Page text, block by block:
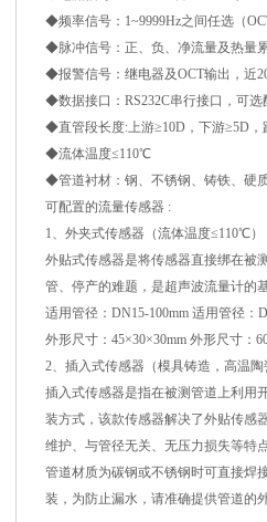
◆频率信号：1~9999Hz之间任选（
◆脉冲信号：正、负、净流量及热量
◆报警信号：继电器及OCT输出，近
◆数据接口：RS232C串行接口，可选
◆直管段长度:上游≥10D，下游≥5D，
◆流体温度≤110℃
◆管道衬材：钢、不锈钢、铸铁、硬
可配置的流量传感器 :
1、外夹式传感器（流体温度≤110℃）
外贴式传感器是将传感器直接绑在被
管、停产的难题，是超声波流量计的
适用管径：DN15-100mm 适用管径：
外形尺寸：45×30×30mm 外形尺寸：
2、插入式传感器（模具铸造，高温
插入式传感器是指在被测管道上利用
装方式，该款传感器解决了外贴传感
维护、与管径无关、无压力损失等特
管道材质为碳钢或不锈钢时可直接焊
装，为防止漏水，请准确提供管道的